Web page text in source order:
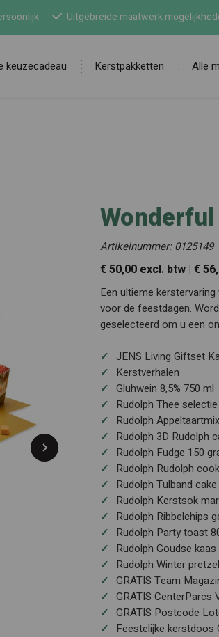
Uitgebreide maatwerk
keuzecadeau Kerstpakketten Alle
Wonderful
Artikelnummer: 0125149
€ 50,00 excl. btw | €
Een ultieme
voor de feestdagen.
geselecteerd om u een
JENS Living Giftset
Kerstverhalen
Gluhwein 8,5% 750 ml
Rudolph Thee
Rudolph
Rudolph 3D Rudolph
Rudolph Fudge 150
Rudolph Rudolph
Rudolph Tulband
Rudolph Kerstsok
Rudolph Ribbelchips
Rudolph Party toast
Rudolph Goudse
Rudolph Winter
GRATIS Team
GRATIS CenterParcs
GRATIS Postcode
Feestelijke kerstdoos